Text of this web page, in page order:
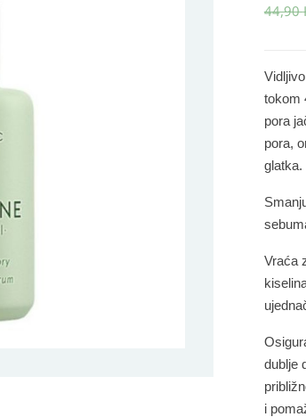
44,90
Vidljivo
tokom
pora
pora,
glatka.
Vraća
dublje
i
količina